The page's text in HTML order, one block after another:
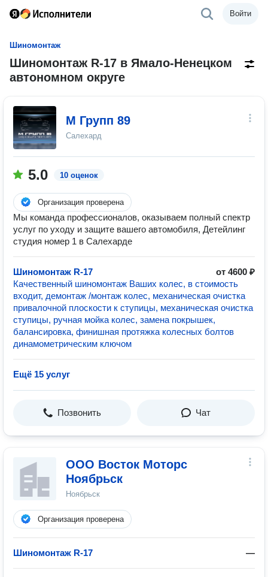
Войти
Шиномонтаж
Шиномонтаж R-17 в Ямало-Ненецком
автономном округе
М Групп 89
Салехард
5.0 10 оценок
Организация проверена
Мы команда профессионалов, оказываем полный спектр
услуг по уходу и защите вашего автомобиля, Детейлинг
студия номер 1 в Салехарде
Шиномонтаж R-17
от 4600 ₽
Качественный шиномонтаж Ваших колес, в стоимость
входит, демонтаж /монтаж колес, механическая очистка
привалочной плоскости к ступицы, механическая очистка
ступицы, ручная мойка колес, замена покрышек,
балансировка, финишная протяжка колесных болтов
динамометрическим ключом
Ещё 15 услуг
Позвонить Чат
ООО Восток Моторс
Ноябрьск
Ноябрьск
Организация проверена
Шиномонтаж R-17 —